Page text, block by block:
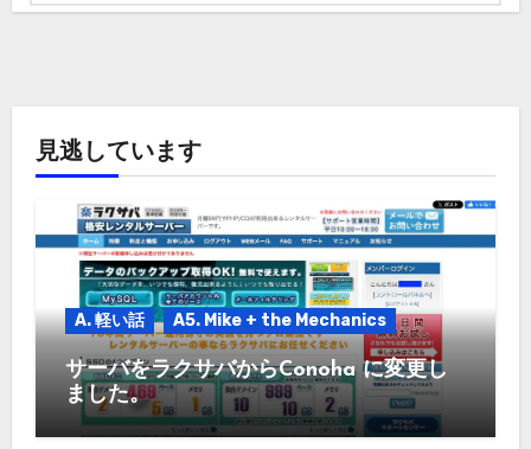
見逃しています
A. 軽い話 A5. Mike + the Mechanics
サーバをラクサバからConoha に変更し
ました。